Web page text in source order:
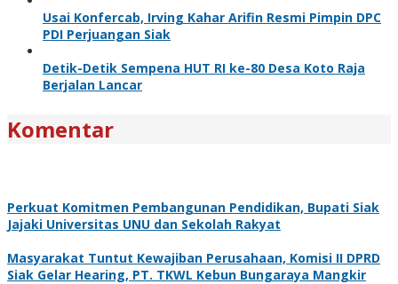
Usai Konfercab, Irving Kahar Arifin Resmi Pimpin DPC
PDI Perjuangan Siak
Detik-Detik Sempena HUT RI ke-80 Desa Koto Raja
Berjalan Lancar
Komentar
Perkuat Komitmen Pembangunan Pendidikan, Bupati Siak
Jajaki Universitas UNU dan Sekolah Rakyat
Masyarakat Tuntut Kewajiban Perusahaan, Komisi II DPRD
Siak Gelar Hearing, PT. TKWL Kebun Bungaraya Mangkir